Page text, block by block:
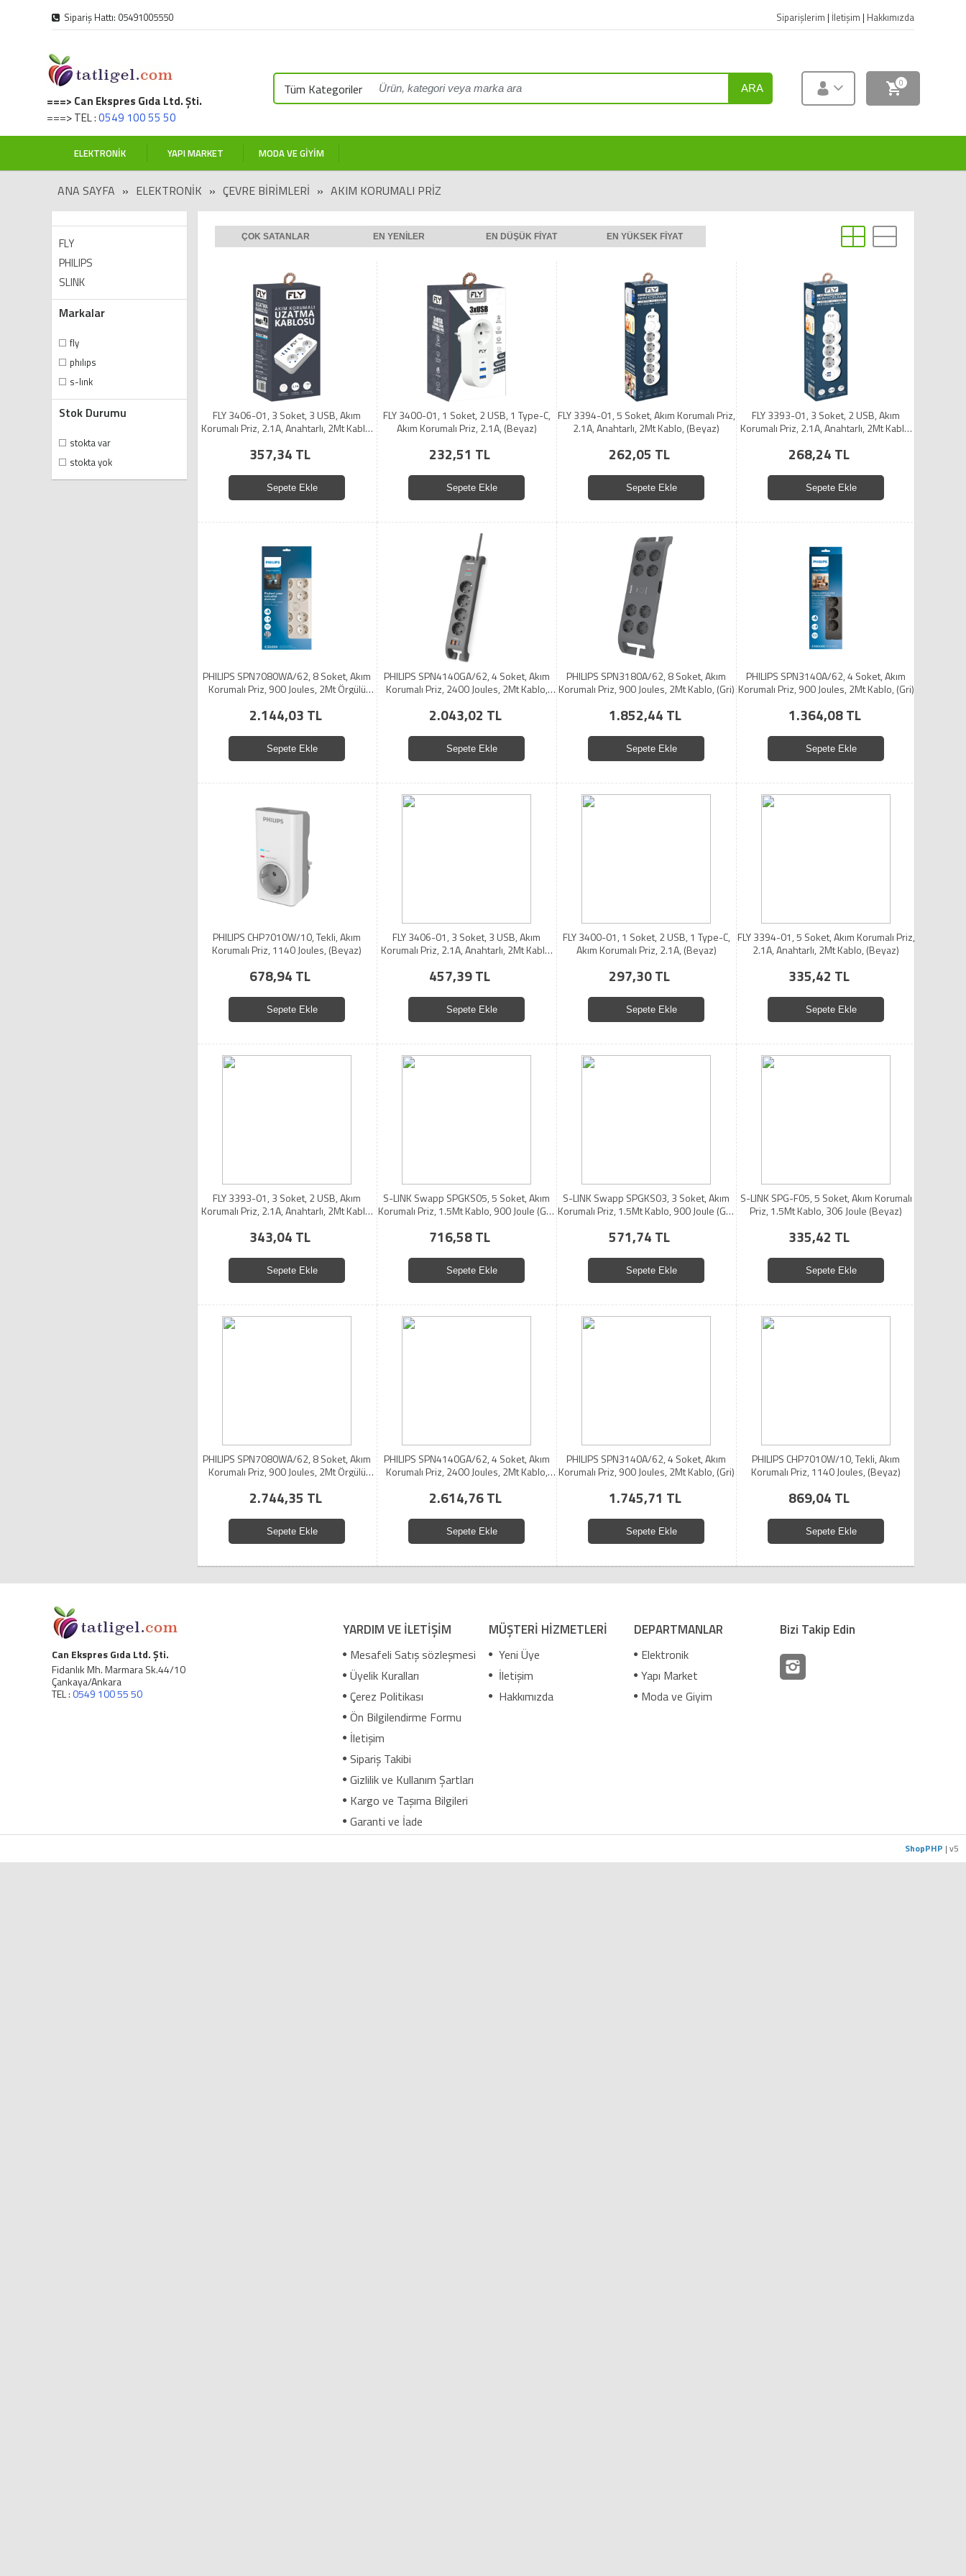
Sipariş Hattı: 05491005550 Siparişlerim | İletişim | Hakkımızda
===> Can Ekspres Gıda Ltd. Şti.
===> TEL :0549 100 55 50
Tüm Kategoriler ARA 0
ELEKTRONIK YAPI MARKET MODA VE GIYIM
ANA SAYFA » ELEKTRONIK » ÇEVRE BİRİMLERİ » AKIM KORUMALI PRİZ
FLY
PHILIPS
SLINK
Markalar
fly
philips
s-link
Stok Durumu
stokta var
stokta yok
ÇOK SATANLAR EN YENILER EN DÜŞÜK FIYAT EN YÜKSEK FIYAT
FLY 3406-01, 3 Soket, 3 USB, Akım
Korumalı Priz, 2.1A, Anahtarlı, 2Mt Kablo,
357,34 TL
Sepete Ekle
FLY 3400-01, 1 Soket, 2 USB, 1 Type-C,
Akım Korumalı Priz, 2.1A, (Beyaz)
232,51 TL
Sepete Ekle
FLY 3394-01, 5 Soket, Akım Korumalı Priz,
2.1A, Anahtarlı, 2Mt Kablo, (Beyaz)
262,05 TL
Sepete Ekle
FLY 3393-01, 3 Soket, 2 USB, Akım
Korumalı Priz, 2.1A, Anahtarlı, 2Mt Kablo,
268,24 TL
Sepete Ekle
PHILIPS SPN7080WA/62, 8 Soket, Akım
Korumalı Priz, 900 Joules, 2Mt Örgülü
2.144,03 TL
Sepete Ekle
PHILIPS SPN4140GA/62, 4 Soket, Akım
Korumalı Priz, 2400 Joules, 2Mt Kablo,
18W, (Gri)
2.043,02 TL
Sepete Ekle
PHILIPS SPN3180A/62, 8 Soket, Akım
Korumalı Priz, 900 Joules, 2Mt Kablo, (Gri)
1.852,44 TL
Sepete Ekle
PHILIPS SPN3140A/62, 4 Soket, Akım
Korumalı Priz, 900 Joules, 2Mt Kablo, (Gri)
1.364,08 TL
Sepete Ekle
PHILIPS CHP7010W/10, Tekli, Akım
Korumalı Priz, 1140 Joules, (Beyaz)
678,94 TL
Sepete Ekle
FLY 3406-01, 3 Soket, 3 USB, Akım
Korumalı Priz, 2.1A, Anahtarlı, 2Mt Kablo,
457,39 TL
Sepete Ekle
FLY 3400-01, 1 Soket, 2 USB, 1 Type-C,
Akım Korumalı Priz, 2.1A, (Beyaz)
297,30 TL
Sepete Ekle
FLY 3394-01, 5 Soket, Akım Korumalı Priz,
2.1A, Anahtarlı, 2Mt Kablo, (Beyaz)
335,42 TL
Sepete Ekle
FLY 3393-01, 3 Soket, 2 USB, Akım
Korumalı Priz, 2.1A, Anahtarlı, 2Mt Kablo,
343,04 TL
Sepete Ekle
S-LINK Swapp SPGKS05, 5 Soket, Akım
Korumalı Priz, 1.5Mt Kablo, 900 Joule (Gri)
716,58 TL
Sepete Ekle
S-LINK Swapp SPGKS03, 3 Soket, Akım
Korumalı Priz, 1.5Mt Kablo, 900 Joule (Gri)
571,74 TL
Sepete Ekle
S-LINK SPG-F05, 5 Soket, Akım Korumalı
Priz, 1.5Mt Kablo, 306 Joule (Beyaz)
335,42 TL
Sepete Ekle
PHILIPS SPN7080WA/62, 8 Soket, Akım
Korumalı Priz, 900 Joules, 2Mt Örgülü
2.744,35 TL
Sepete Ekle
PHILIPS SPN4140GA/62, 4 Soket, Akım
Korumalı Priz, 2400 Joules, 2Mt Kablo,
18W, (Gri)
2.614,76 TL
Sepete Ekle
PHILIPS SPN3140A/62, 4 Soket, Akım
Korumalı Priz, 900 Joules, 2Mt Kablo, (Gri)
1.745,71 TL
Sepete Ekle
PHILIPS CHP7010W/10, Tekli, Akım
Korumalı Priz, 1140 Joules, (Beyaz)
869,04 TL
Sepete Ekle
Can Ekspres Gıda Ltd. Şti.
Fidanlık Mh. Marmara Sk.44/10
Çankaya/Ankara
TEL :0549 100 55 50
YARDIM VE İLETİŞİM
Mesafeli Satış sözleşmesi
Üyelik Kuralları
Çerez Politikası
Ön Bilgilendirme Formu
İletişim
Sipariş Takibi
Gizlilik ve Kullanım Şartları
Kargo ve Taşıma Bilgileri
Garanti ve İade
MÜŞTERİ HİZMETLERİ
Yeni Üye
İletişim
Hakkımızda
DEPARTMANLAR
Elektronik
Yapı Market
Moda ve Giyim
Bizi Takip Edin
ShopPHP | v5